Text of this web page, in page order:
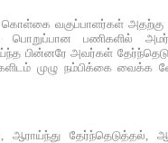
கொள்கை வகுப்பாளர்கள்
பணிகளில்
பின்னரே அவர்கள்
முழு நம்பிக்கை வைக்க
ஆராய்ந்து தேர்ந்தெடுத்தல்,